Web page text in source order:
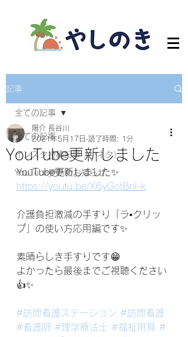
記事
全ての記事
インスタ投稿記事（小ネタ）
YouTube更新のお知らせ
全ての記事
YouTube更新しました
陽介 長谷川
2021年5月17日 読了時間: 1分
YouTube更新しました✨
https://youtu.be/X6yGotBnI-k
介護負担激減の手すり「ラ•クリッ
プ」の使い方応用編です✨
素晴らしき手すりです😁
よかったら最後までご視聴ください
👍✨
#訪問看護ステーション #訪問看護
#看護師 #理学療法士 #福祉用具 #